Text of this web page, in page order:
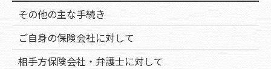
その他の主な手続き
ご自身の保険会社に対して
相手方保険会社・弁護士に対して